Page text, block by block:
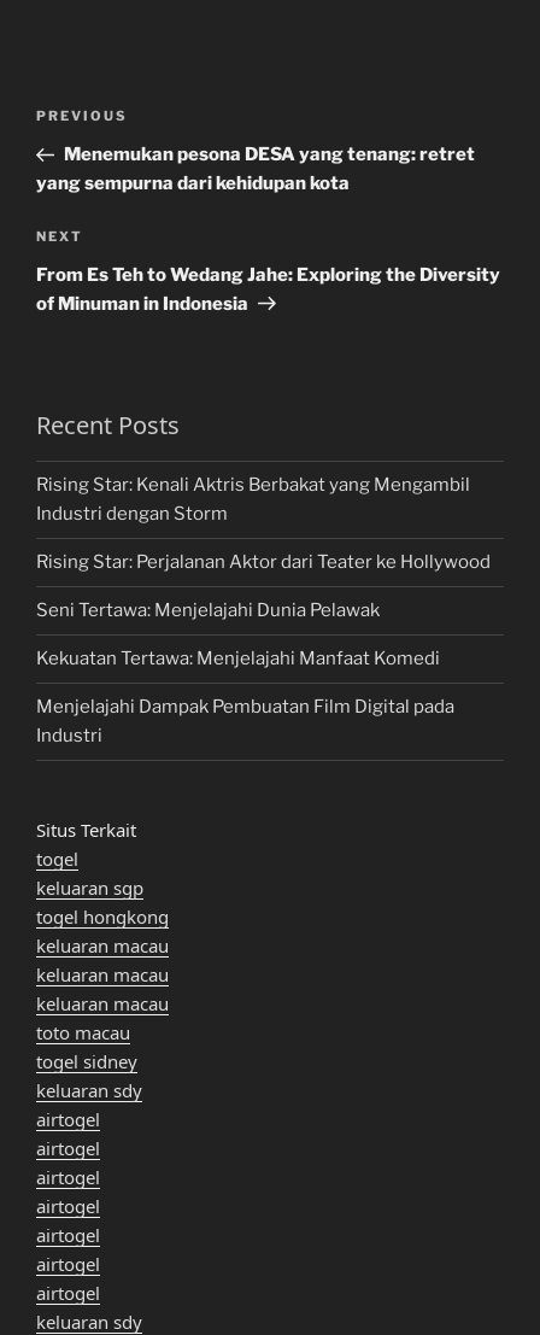
Previous
Post
PREVIOUS
Menemukan pesona DESA yang tenang: retret
yang sempurna dari kehidupan kota
Next
Post
NEXT
From Es Teh to Wedang Jahe: Exploring the Diversity
of Minuman in Indonesia
Recent Posts
Rising Star: Kenali Aktris Berbakat yang Mengambil
Industri dengan Storm
Rising Star: Perjalanan Aktor dari Teater ke Hollywood
Seni Tertawa: Menjelajahi Dunia Pelawak
Kekuatan Tertawa: Menjelajahi Manfaat Komedi
Menjelajahi Dampak Pembuatan Film Digital pada
Industri
Situs Terkait
togel
keluaran sgp
togel hongkong
keluaran macau
keluaran macau
keluaran macau
toto macau
togel sidney
keluaran sdy
airtogel
airtogel
airtogel
airtogel
airtogel
airtogel
airtogel
keluaran sdy